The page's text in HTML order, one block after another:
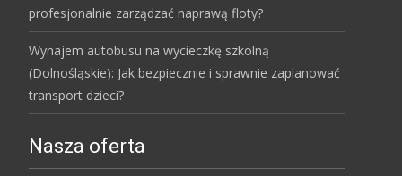
profesjonalnie zarządzać naprawą floty?
Wynajem autobusu na wycieczkę szkolną
(Dolnośląskie): Jak bezpiecznie i sprawnie zaplanować
transport dzieci?
Nasza oferta